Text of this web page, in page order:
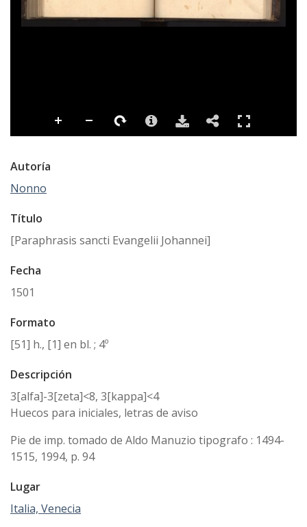
Autoría
Nonno
Título
[Paraphrasis sancti Evangelii Johannei]
Fecha
1501
Formato
[51] h., [1] en bl. ; 4º
Descripción
3[alfa]-3[zeta]<8, 3[kappa]<4
Huecos para iniciales, letras de aviso
Pie de imp. tomado de Aldo Manuzio tipografo : 1494-
1515, 1994, p. 94
Lugar
Italia, Venecia